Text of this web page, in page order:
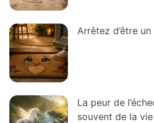
Arrêtez d’être
La peur de
souvent de la